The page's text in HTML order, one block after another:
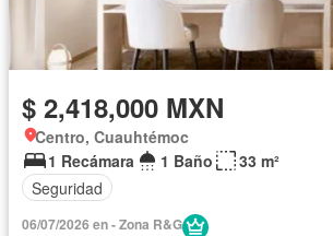
$ 2,418,000 MXN
Centro, Cuauhtémoc
1 Recámara
1 Baño
33 m²
Seguridad
06/07/2026 en - Zona R&G